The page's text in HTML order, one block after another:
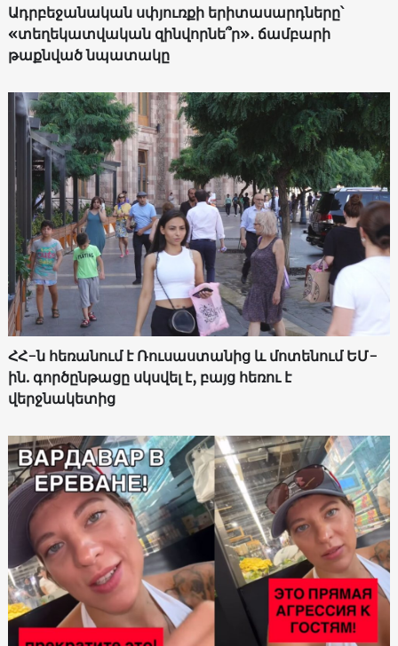
Ադրբեջանական սփյուռքի երիտասարդները՝
«տեղեկատվական զինվորնե՞ր»․ ճամբարի
թաքնված նպատակը
ՀՀ-ն հեռանում է Ռուսաստանից և մոտենում ԵՄ-
ին. գործընթացը սկսվել է, բայց հեռու է
վերջնակետից